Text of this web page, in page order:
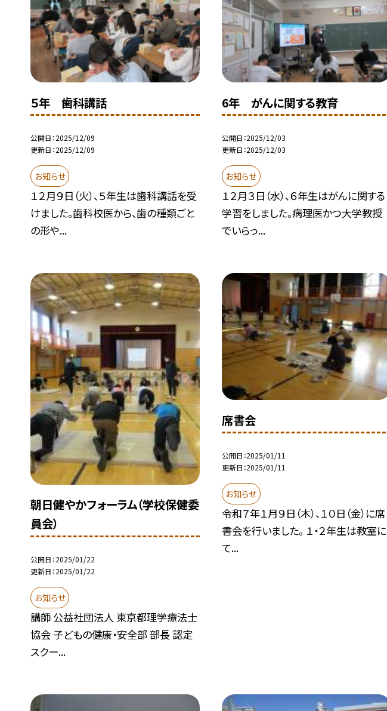
５年 歯科講話
公開日 2025/12/09
更新日 2025/12/09
お知らせ
１２月９日（火）、５年生は歯科講話を受
けました。歯科校医から、歯の種類ごと
の形や...
6年 がんに関する教育
公開日 2025/12/03
更新日 2025/12/03
お知らせ
１２月３日（水）、６年生はがんに関する
学習をしました。病理医かつ大学教授
でいらっ...
朝日健やかフォーラム（学校保健委
員会）
公開日 2025/01/22
更新日 2025/01/22
お知らせ
講師 公益社団法人 東京都理学療法士
協会 子どもの健康・安全部 部長 認定
スクー...
席書会
公開日 2025/01/11
更新日 2025/01/11
お知らせ
令和７年１月９日（木）、１０日（金）に席
書会を行いました。 １・２年生は教室に
て...